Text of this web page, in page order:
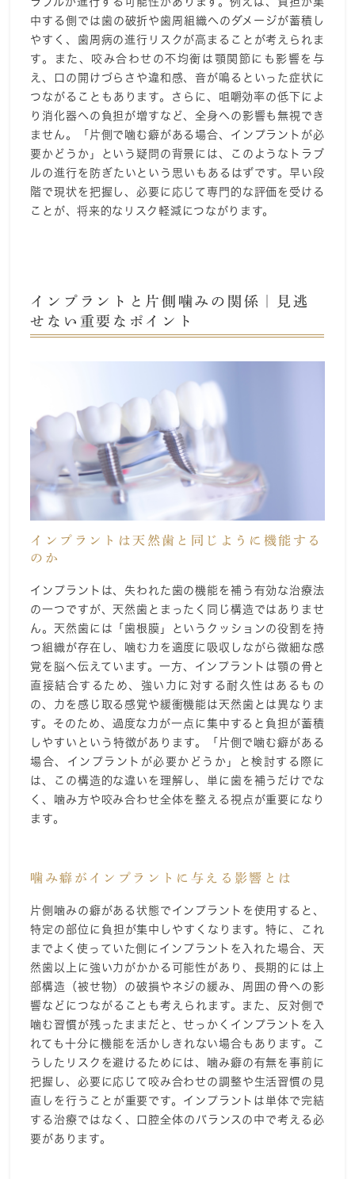
中する側では歯の破折や歯周組織へのダメージが蓄積し
やすく、歯周病の進行リスクが高まることが考えられま
す。また、咬み合わせの不均衡は顎関節にも影響を与
え、口の開けづらさや違和感、音が鳴るといった症状に
つながることもあります。さらに、咀嚼効率の低下によ
り消化器への負担が増すなど、全身への影響も無視でき
ません。「片側で噛む癖がある場合、インプラントが必
要かどうか」という疑問の背景には、このようなトラブ
ルの進行を防ぎたいという思いもあるはずです。早い段
階で現状を把握し、必要に応じて専門的な評価を受ける
ことが、将来的なリスク軽減につながります。
インプラントと片側噛みの関係｜見逃
せない重要なポイント
インプラントは天然歯と同じように機能する
のか
インプラントは、失われた歯の機能を補う有効な治療法
の一つですが、天然歯とまったく同じ構造ではありませ
ん。天然歯には「歯根膜」というクッションの役割を持
つ組織が存在し、噛む力を適度に吸収しながら微細な感
覚を脳へ伝えています。一方、インプラントは顎の骨と
直接結合するため、強い力に対する耐久性はあるもの
の、力を感じ取る感覚や緩衝機能は天然歯とは異なりま
す。そのため、過度な力が一点に集中すると負担が蓄積
しやすいという特徴があります。「片側で噛む癖がある
場合、インプラントが必要かどうか」と検討する際に
は、この構造的な違いを理解し、単に歯を補うだけでな
く、噛み方や咬み合わせ全体を整える視点が重要になり
ます。
噛み癖がインプラントに与える影響とは
片側噛みの癖がある状態でインプラントを使用すると、
特定の部位に負担が集中しやすくなります。特に、これ
までよく使っていた側にインプラントを入れた場合、天
然歯以上に強い力がかかる可能性があり、長期的には上
部構造（被せ物）の破損やネジの緩み、周囲の骨への影
響などにつながることも考えられます。また、反対側で
噛む習慣が残ったままだと、せっかくインプラントを入
れても十分に機能を活かしきれない場合もあります。こ
うしたリスクを避けるためには、噛み癖の有無を事前に
把握し、必要に応じて咬み合わせの調整や生活習慣の見
直しを行うことが重要です。インプラントは単体で完結
する治療ではなく、口腔全体のバランスの中で考える必
要があります。